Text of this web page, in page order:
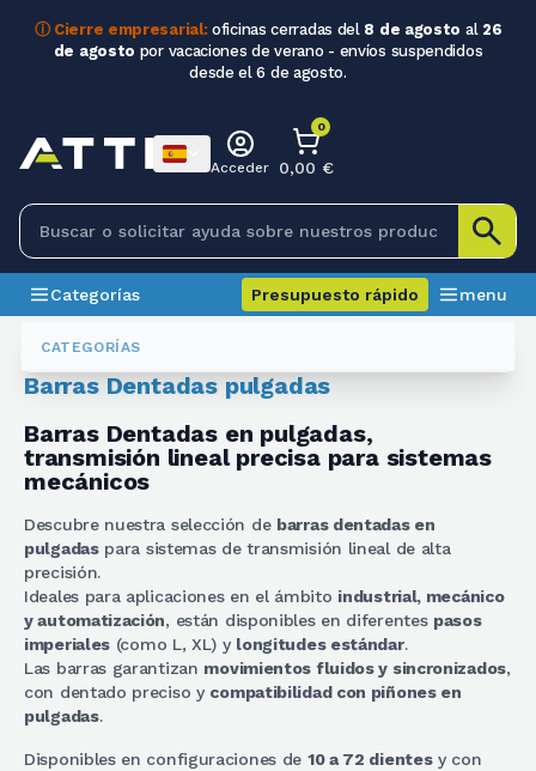
ⓘ Cierre empresarial: oficinas cerradas del 8 de agosto al 26
de agosto por vacaciones de verano - envíos suspendidos
desde el 6 de agosto.
CATEGORÍAS
Acceder
0
0,00 €
Categorías Presupuesto rápido menu
Poleas Y Barras Dentadas
Barras Dentadas pulgadas
Barras Dentadas en pulgadas,
transmisión lineal precisa para sistemas
mecánicos
Descubre nuestra selección de barras dentadas en
pulgadaspara sistemas de transmisión lineal de alta
precisión.
Ideales para aplicaciones en el ámbito industrial, mecánico
y automatización, están disponibles en diferentes pasos
imperiales (como L, XL) y longitudes estándar.
Las barras garantizan movimientos fluidos y sincronizados,
con dentado preciso y compatibilidad con piñones en
pulgadas.
Disponibles en configuraciones de 10 a 72 dientesy con